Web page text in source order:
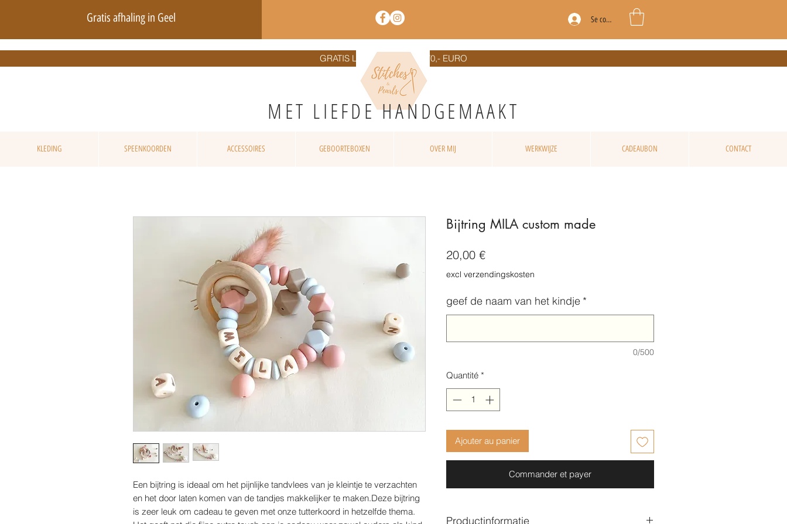
Gratis afhaling in Geel Se connecter
MET LIEFDE HANDGEMAAKT
KLEDING SPEENKOORDEN ACCESSOIRES GEBOORTEBOXEN OVER MIJ WERKWIJZE CADEAUBON CONTACT
Een bijtring is ideaal om het pijnlijke tandvlees van je kleintje te verzachten
en het door laten komen van de tandjes makkelijker te maken.Deze bijtring
is zeer leuk om cadeau te geven met onze tutterkoord in hetzelfde thema.
Bijtring MILA custom made
20,00 €Prix
excl verzendingskosten
geef de naam van het kindje *
0/500
Quantité *
Ajouter au panier
Commander et payer
Productinformatie
GRATIS LEVERING VANAF 70,- EURO